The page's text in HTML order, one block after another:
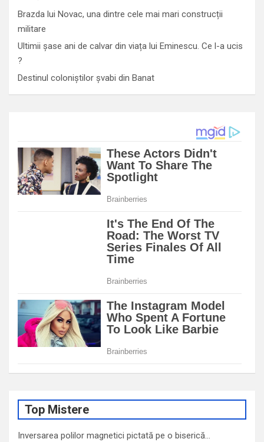
Brazda lui Novac, una dintre cele mai mari construcții
militare
Ultimii șase ani de calvar din viața lui Eminescu. Ce l-a ucis
?
Destinul coloniștilor șvabi din Banat
Top Mistere
Inversarea polilor magnetici pictată pe o biserică…